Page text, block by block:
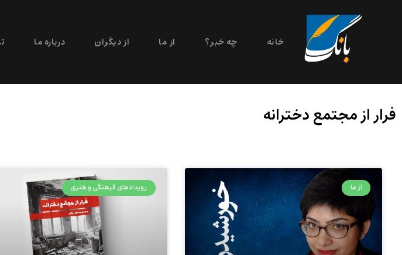
خانه چه خبر؟ از ما از دیگران درباره ما
فرار از مجتمع دخترانه
از ما رویدادهای فرهنگی و هنری